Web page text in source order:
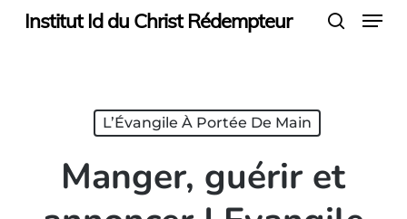
SkipInstitut Id du Christ Rédempteur Menu
L’Évangile À Portée De Main
Manger, guérir et